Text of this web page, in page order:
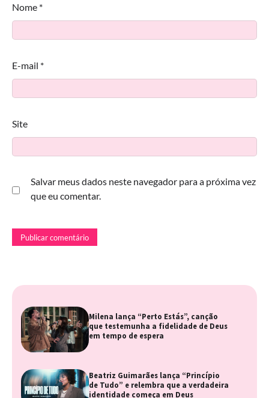
Nome *
E-mail *
Site
Salvar meus dados neste navegador para a próxima vez
que eu comentar.
Milena lança “Perto Estás”, canção
que testemunha a fidelidade de Deus
em tempo de espera
Beatriz Guimarães lança “Princípio
de Tudo” e relembra que a verdadeira
identidade começa em Deus